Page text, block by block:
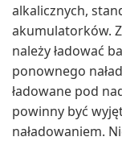
alkalicznych,
akumulatorków.
należy ładować
ponownego
ładowane pod
powinny być
naładowaniem.